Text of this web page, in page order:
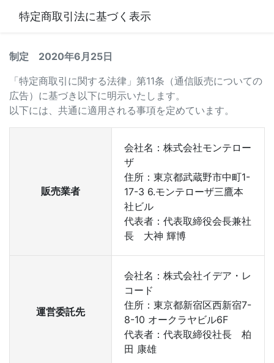
特定商取引法に基づく表示
制定 2020年6月25日
「特定商取引に関する法律」第11条（通信販売についての
広告）に基づき以下に明示いたします。
以下には、共通に適用される事項を定めています。
販売業者
会社名：株式会社モンテロー
ザ
住所：東京都武蔵野市中町1-
17-3 6.モンテローザ三鷹本
社ビル
代表者：代表取締役会長兼社
長 大神 輝博
運営委託先
会社名：株式会社イデア・レ
コード
住所：東京都新宿区西新宿7-
8-10 オークラヤビル6F
代表者：代表取締役社長 柏
田 康雄